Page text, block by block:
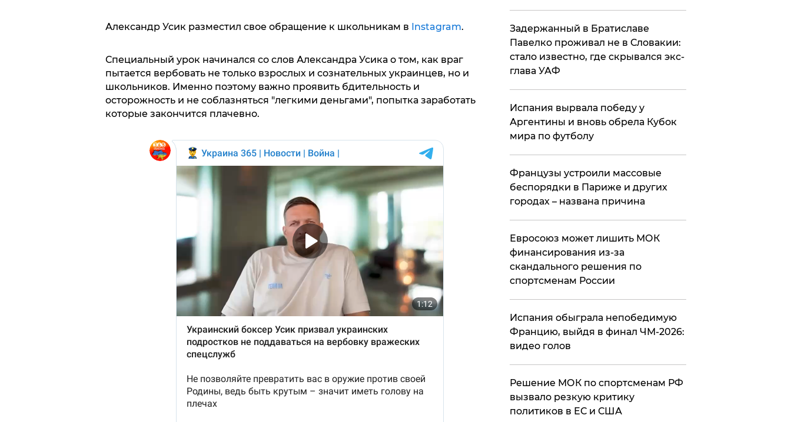
Александр Усик разместил свое обращение к школьникам в Instagram.
Специальный урок начинался со слов Александра Усика о том, как враг
пытается вербовать не только взрослых и сознательных украинцев, но и
школьников. Именно поэтому важно проявить бдительность и
осторожность и не соблазняться "легкими деньгами", попытка заработать
которые закончится плачевно.
Задержанный в Братиславе
Павелко проживал не в Словакии:
стало известно, где скрывался экс-
глава УАФ
Испания вырвала победу у
Аргентины и вновь обрела Кубок
мира по футболу
Французы устроили массовые
беспорядки в Париже и других
городах – названа причина
Евросоюз может лишить МОК
финансирования из-за
скандального решения по
спортсменам России
Испания обыграла непобедимую
Францию, выйдя в финал ЧМ-2026:
видео голов
Решение МОК по спортсменам РФ
вызвало резкую критику
политиков в ЕС и США